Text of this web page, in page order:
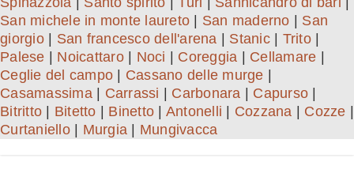
San michele in monte laureto
San maderno
San
giorgio| San francesco dell'arena Stanic| Trito|
Palese
Noicattaro| Noci Coreggia Cellamare
Ceglie del campo
Cassano delle murge
Casamassima| Carrassi Carbonara Capurso
Bitritto
Bitetto Binetto Antonelli Cozzana Cozze
Curtaniello| Murgia Mungivacca